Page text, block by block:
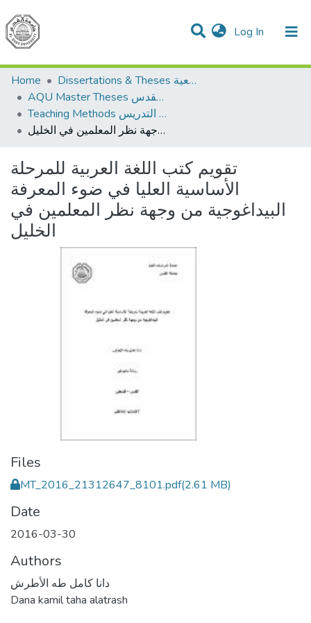
Log In (current)
Communities & Collections
All of DSpace
Home
Dissertations & Theses الرسائل الجامعية
AQU Master Theses الرسائل الجامعية الخاصة بجامعة القدس
Teaching Methods أساليب التدريس
تقويم كتب اللغة العربية للمرحلة الأساسية العليا في ضوء المعرفة البيداغوجية من وجهة نظر المعلمين في الخليل
تقويم كتب اللغة العربية للمرحلة
الأساسية العليا في ضوء المعرفة
البيداغوجية من وجهة نظر المعلمين في
الخليل
Files
MT_2016_21312647_8101.pdf(2.61 MB)
Date
2016-03-30
Authors
دانا كامل طه الأطرش
Dana kamil taha alatrash